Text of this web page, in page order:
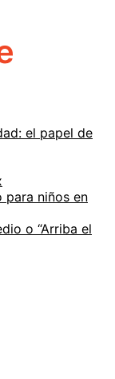
el papel de
para niños en
o “Arriba el